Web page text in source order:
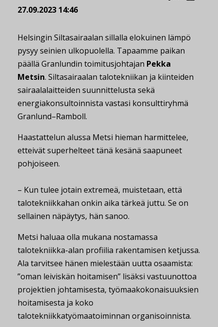
27.09.2023 14:46
Helsingin Siltasairaalan sillalla elokuinen lämpö
pysyy seinien ulkopuolella. Tapaamme paikan
päällä Granlundin toimitusjohtajan Pekka
Metsin. Siltasairaalan talotekniikan ja kiinteiden
sairaalalaitteiden suunnittelusta sekä
energiakonsultoinnista vastasi konsulttiryhmä
Granlund–Ramboll.
Haastattelun alussa Metsi hieman harmittelee,
etteivät superhelteet tänä kesänä saapuneet
pohjoiseen.
– Kun tulee jotain extremeä, muistetaan, että
talotekniikkahan onkin aika tärkeä juttu. Se on
sellainen näpäytys, hän sanoo.
Metsi haluaa olla mukana nostamassa
talotekniikka-alan profiilia rakentamisen ketjussa.
Ala tarvitsee hänen mielestään uutta osaamista:
”oman leiviskän hoitamisen” lisäksi vastuunottoa
projektien johtamisesta, työmaakokonaisuuksien
hoitamisesta ja koko
talotekniikkatyömaatoiminnan organisoinnista.